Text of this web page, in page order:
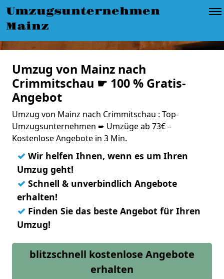
Umzugsunternehmen
Mainz
Umzug von Mainz nach
Crimmitschau ☛ 100 % Gratis-
Angebot
Umzug von Mainz nach Crimmitschau : Top-
Umzugsunternehmen ➨ Umzüge ab 73€ –
Kostenlose Angebote in 3 Min.
✓ Wir helfen Ihnen, wenn es um Ihren
Umzug geht!
✓ Schnell & unverbindlich Angebote
erhalten!
✓ Finden Sie das beste Angebot für Ihren
Umzug!
blitzschnell kostenlose Angebote
erhalten